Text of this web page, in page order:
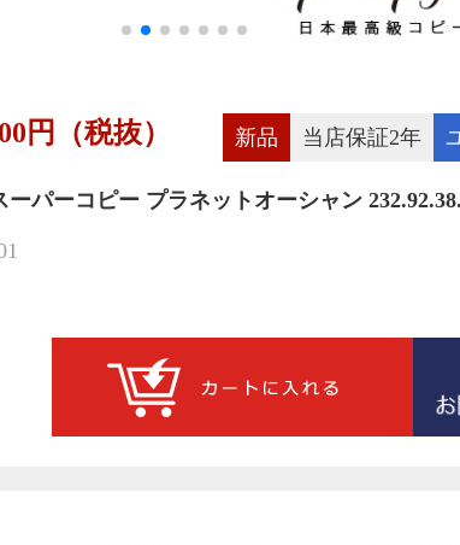
円（税抜） 新品 当店保証2年
パーコピー プラネットオーシャン